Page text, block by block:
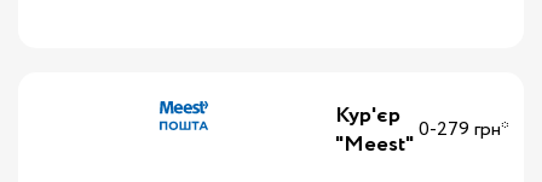
Кур'єр
"Meest"0-279 грн*